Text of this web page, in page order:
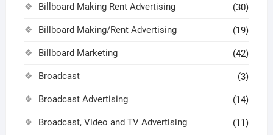
Billboard Making Rent Advertising (30)
Billboard Making/Rent Advertising (19)
Billboard Marketing (42)
Broadcast (3)
Broadcast Advertising (14)
Broadcast, Video and TV Advertising (11)